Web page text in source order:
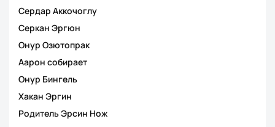
Сердар Аккочоглу
Серкан Эргюн
Онур Озютопрак
Аарон собирает
Онур Бингель
Хакан Эргин
Родитель Эрсин Нож